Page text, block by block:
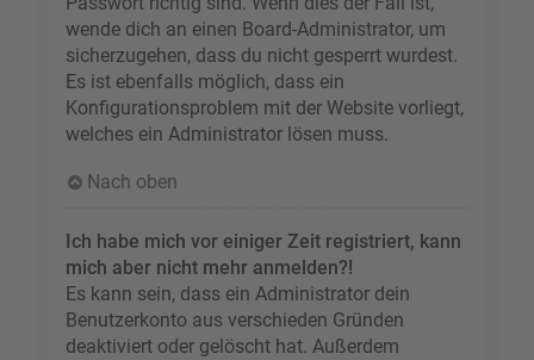
wende dich an einen Board-Administrator, um
sicherzugehen, dass du nicht gesperrt wurdest.
Es ist ebenfalls möglich, dass ein
Konfigurationsproblem mit der Website vorliegt,
welches ein Administrator lösen muss.
Nach oben
Ich habe mich vor einiger Zeit registriert, kann
mich aber nicht mehr anmelden?!
Es kann sein, dass ein Administrator dein
Benutzerkonto aus verschieden Gründen
deaktiviert oder gelöscht hat. Außerdem